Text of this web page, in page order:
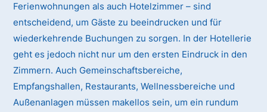
Ferienwohnungen als auch Hotelzimmer – sind
entscheidend, um Gäste zu beeindrucken und für
wiederkehrende Buchungen zu sorgen. In der Hotellerie
geht es jedoch nicht nur um den ersten Eindruck in den
Zimmern. Auch Gemeinschaftsbereiche,
Empfangshallen, Restaurants, Wellnessbereiche und
Außenanlagen müssen makellos sein, um ein rundum